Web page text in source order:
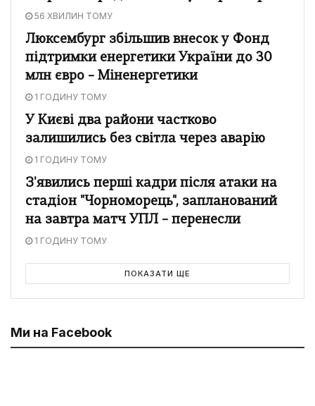
56 ХВИЛИН ТОМУ
Люксембург збільшив внесок у Фонд
підтримки енергетики України до 30
млн євро – Міненергетики
1 ГОДИНУ ТОМУ
У Києві два райони частково
залишились без світла через аварію
1 ГОДИНУ ТОМУ
З'явились перші кадри після атаки на
стадіон "Чорноморець", запланований
на завтра матч УПЛ – перенесли
1 ГОДИНУ ТОМУ
ПОКАЗАТИ ЩЕ
Ми на Facebook